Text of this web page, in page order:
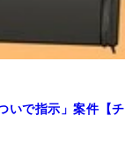
いで指示」案件【チ